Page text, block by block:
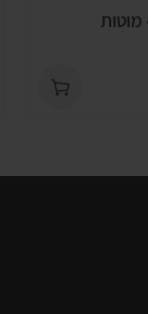
מ”ר – מוטות